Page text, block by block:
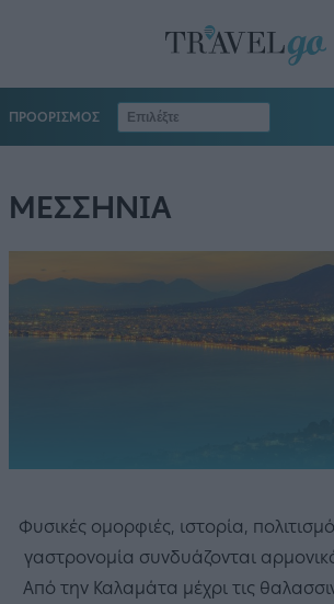
ΠΡΟΟΡΙΣΜΟΣ
ΜΕΣΣΗΝΙΑ
Φυσικές ομορφιές, ιστορία,
γαστρονομία συνδυάζονται
Από την Καλαμάτα μέχρι τις